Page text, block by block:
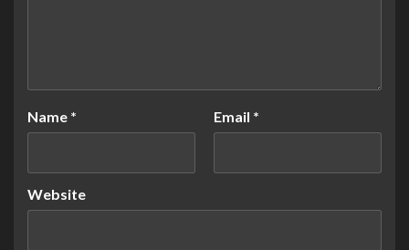
Name * Email *
Website